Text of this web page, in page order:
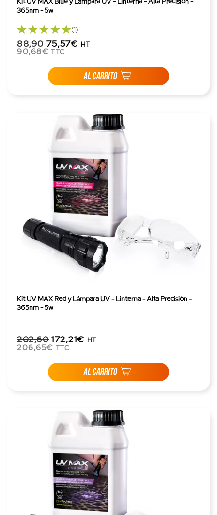
365nm - 5w
(1)
88,90 75,57€ HT
90,68€ TTC
AL CARRITO
Kit UV MAX Red y Lámpara UV - Linterna - Alta Precisión -
365nm - 5w
202,60 172,21€ HT
206,65€ TTC
AL CARRITO